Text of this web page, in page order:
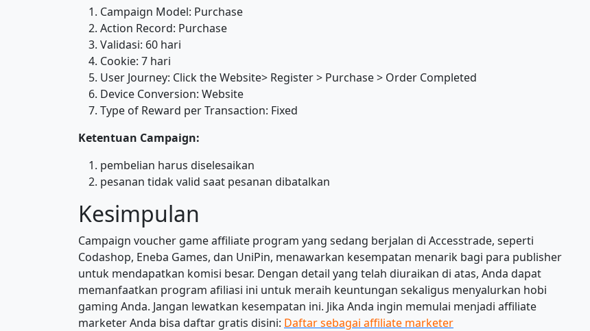
Campaign Model: Purchase
Action Record: Purchase
Validasi: 60 hari
Cookie: 7 hari
User Journey: Click the Website> Register > Purchase > Order Completed
Device Conversion: Website
Type of Reward per Transaction: Fixed
Ketentuan Campaign:
pembelian harus diselesaikan
pesanan tidak valid saat pesanan dibatalkan
Kesimpulan
Campaign voucher game affiliate program yang sedang berjalan di Accesstrade, seperti
Codashop, Eneba Games, dan UniPin, menawarkan kesempatan menarik bagi para publisher
untuk mendapatkan komisi besar. Dengan detail yang telah diuraikan di atas, Anda dapat
memanfaatkan program afiliasi ini untuk meraih keuntungan sekaligus menyalurkan hobi
gaming Anda. Jangan lewatkan kesempatan ini. Jika Anda ingin memulai menjadi affiliate
marketer Anda bisa daftar gratis disini: Daftar sebagai affiliate marketer